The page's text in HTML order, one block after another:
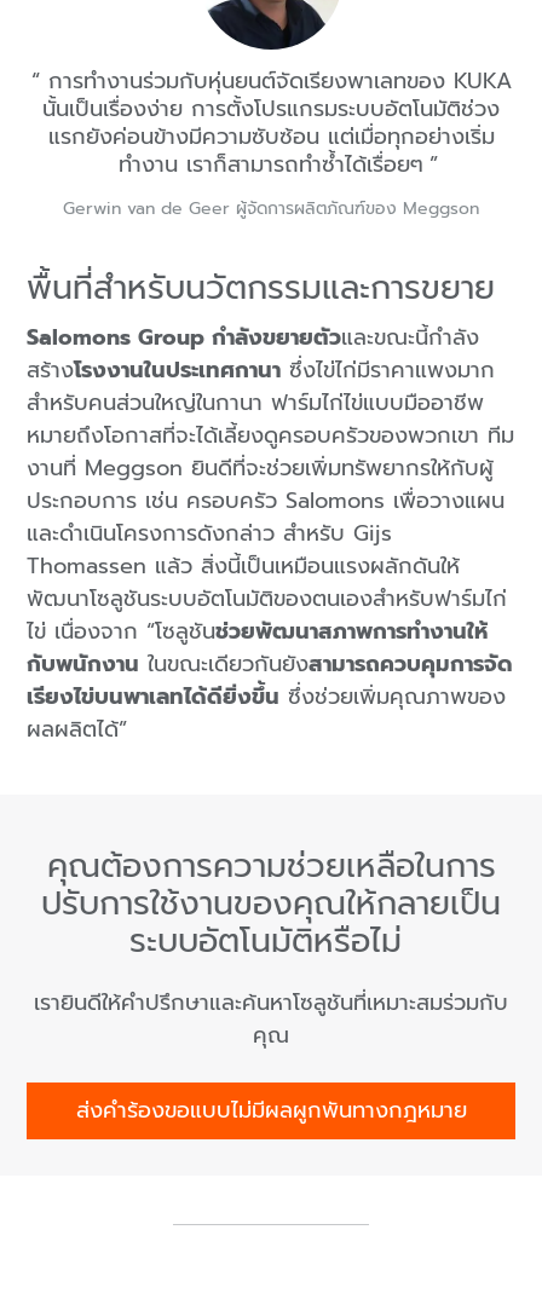
การทำงานร่วมกับหุ่นยนต์จัดเรียงพาเลทของ KUKA
นั้นเป็นเรื่องง่าย การตั้งโปรแกรมระบบอัตโนมัติช่วง
แรกยังค่อนข้างมีความซับซ้อน แต่เมื่อทุกอย่างเริ่ม
ทำงาน เราก็สามารถทำซ้ำได้เรื่อยๆ
Gerwin van de Geer ผู้จัดการผลิตภัณฑ์ของ Meggson
พื้นที่สำหรับนวัตกรรมและการขยาย
Salomons Group กำลังขยายตัวและขณะนี้กำลัง
สร้างโรงงานในประเทศกานา ซึ่งไข่ไก่มีราคาแพงมาก
สำหรับคนส่วนใหญ่ในกานา ฟาร์มไก่ไข่แบบมืออาชีพ
หมายถึงโอกาสที่จะได้เลี้ยงดูครอบครัวของพวกเขา ทีม
งานที่ Meggson ยินดีที่จะช่วยเพิ่มทรัพยากรให้กับผู้
ประกอบการ เช่น ครอบครัว Salomons เพื่อวางแผน
และดำเนินโครงการดังกล่าว สำหรับ Gijs
Thomassen แล้ว สิ่งนี้เป็นเหมือนแรงผลักดันให้
พัฒนาโซลูชันระบบอัตโนมัติของตนเองสำหรับฟาร์มไก่
ไข่ เนื่องจาก “โซลูชันช่วยพัฒนาสภาพการทำงานให้
กับพนักงาน ในขณะเดียวกันยังสามารถควบคุมการจัด
เรียงไข่บนพาเลทได้ดียิ่งขึ้น ซึ่งช่วยเพิ่มคุณภาพของ
ผลผลิตได้”
คุณต้องการความช่วยเหลือในการ
ปรับการใช้งานของคุณให้กลายเป็น
ระบบอัตโนมัติหรือไม่
เรายินดีให้คำปรึกษาและค้นหาโซลูชันที่เหมาะสมร่วมกับ
คุณ
ส่งคำร้องขอแบบไม่มีผลผูกพันทางกฎหมาย